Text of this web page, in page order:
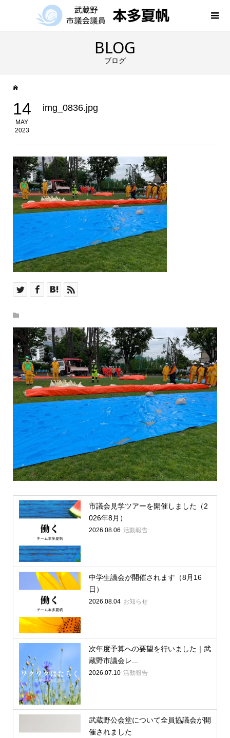
BLOG
ブログ
14
MAY
2023
img_0836.jpg
市議会見学ツアーを開催しました（2
026年8月）
2026.08.06 活動報告
中学生議会が開催されます（8月16
日）
2026.08.04 お知らせ
次年度予算への要望を行いました｜武
蔵野市議会レ...
2026.07.10 活動報告
武蔵野公会堂について全員協議会が開
催されました